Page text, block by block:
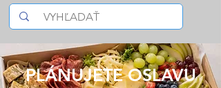
PLÁNUJETE OSLAVU